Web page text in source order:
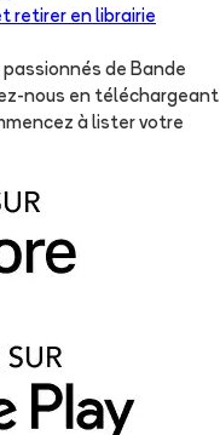
retirer en librairie
de Bande
nous en téléchargeant
à lister votre